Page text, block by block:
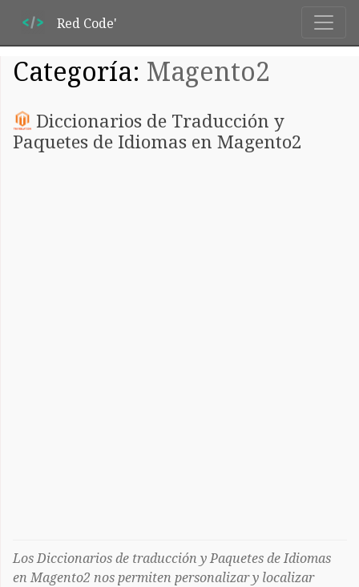
Red Code'
Categoría: Magento2
Diccionarios de Traducción y
Paquetes de Idiomas en Magento2
Los Diccionarios de traducción y Paquetes de Idiomas
en Magento2 nos permiten personalizar y localizar